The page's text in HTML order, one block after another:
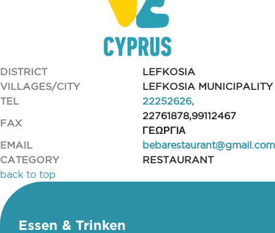
DISTRICT
LEFKOSIA
VILLAGES/CITY
LEFKOSIA MUNICIPALITY
TEL
22252626,
FAX
22761878,99112467
ΓΕΩΡΓΙΑ
EMAIL
bebarestaurant@gmail.com
CATEGORY
RESTAURANT
back to top
Essen & Trinken